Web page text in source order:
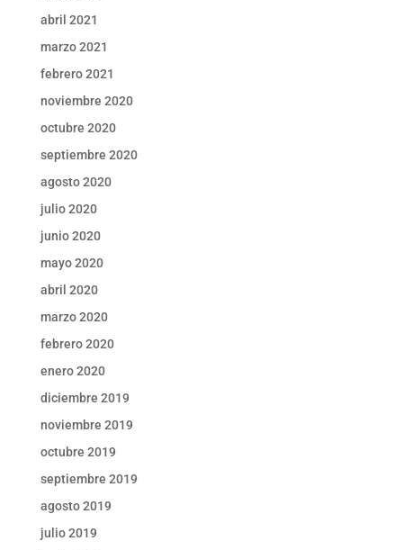
abril 2021
marzo 2021
febrero 2021
noviembre 2020
octubre 2020
septiembre 2020
agosto 2020
julio 2020
junio 2020
mayo 2020
abril 2020
marzo 2020
febrero 2020
enero 2020
diciembre 2019
noviembre 2019
octubre 2019
septiembre 2019
agosto 2019
julio 2019